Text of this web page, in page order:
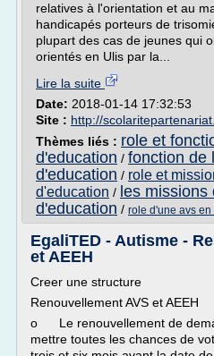
relatives à l'orientation et au
handicapés porteurs de
plupart des cas de jeunes qui
orientés en Ulis par la...
Lire la suite
Date: 2018-01-14 17:32:53
Site : http://
Thèmes liés : role et
d'education / fonction de
d'education / role et
d'education / les
d'education / role d'une avs
EgaliTED - Autisme -
et AEEH
Creer une structure
Renouvellement AVS et AEEH
o Le renouvellement de
mettre toutes les chances de